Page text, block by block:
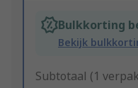
Bulkkorting
Bekijk
Subtotaal (1